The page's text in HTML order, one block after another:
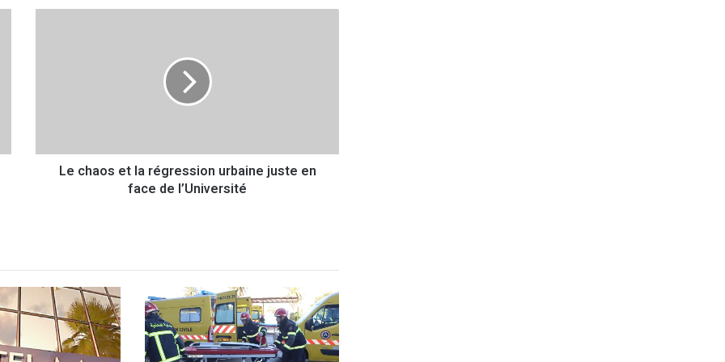
t
e
s
s
Le chaos et la régression urbaine juste en
face de l’Université